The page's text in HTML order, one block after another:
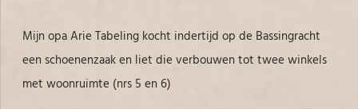
Mijn opa Arie Tabeling kocht indertijd op de Bassingracht
een schoenenzaak en liet die verbouwen tot twee winkels
met woonruimte (nrs 5 en 6)